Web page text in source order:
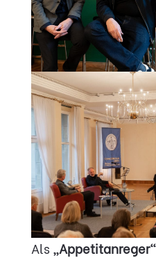
Als „Appetitanreger“